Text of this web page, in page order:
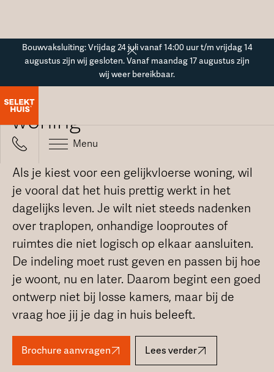
Bouwvaksluiting: Vrijdag 24 juli vanaf 14:00 uur t/m vrijdag 14
augustus zijn wij gesloten. Vanaf maandag 17 augustus zijn
wij weer bereikbaar.
Menu
Indeling gelijkvloerse
woning
Als je kiest voor een gelijkvloerse woning, wil
je vooral dat het huis prettig werkt in het
dagelijks leven. Je wilt niet steeds nadenken
over traplopen, onhandige looproutes of
ruimtes die niet logisch op elkaar aansluiten.
De indeling moet rust geven en passen bij hoe
je woont, nu en later. Daarom begint een goed
ontwerp niet bij losse kamers, maar bij de
vraag hoe jij je dag in huis beleeft.
Brochure aanvragen Lees verder